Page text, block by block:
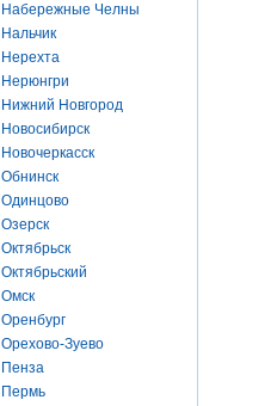
Набережные Челны
Нальчик
Нерехта
Нерюнгри
Нижний Новгород
Новосибирск
Новочеркасск
Обнинск
Одинцово
Озерск
Октябрьск
Октябрьский
Омск
Оренбург
Орехово-Зуево
Пенза
Пермь